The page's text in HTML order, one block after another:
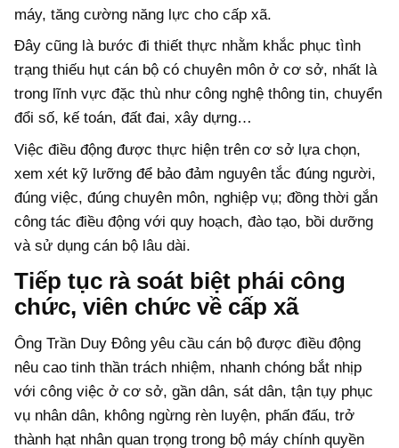
máy, tăng cường năng lực cho cấp xã.
Đây cũng là bước đi thiết thực nhằm khắc phục tình
trạng thiếu hụt cán bộ có chuyên môn ở cơ sở, nhất là
trong lĩnh vực đặc thù như công nghệ thông tin, chuyển
đổi số, kế toán, đất đai, xây dựng…
Việc điều động được thực hiện trên cơ sở lựa chọn,
xem xét kỹ lưỡng để bảo đảm nguyên tắc đúng người,
đúng việc, đúng chuyên môn, nghiệp vụ; đồng thời gắn
công tác điều động với quy hoạch, đào tạo, bồi dưỡng
và sử dụng cán bộ lâu dài.
Tiếp tục rà soát biệt phái công
chức, viên chức về cấp xã
Ông Trần Duy Đông yêu cầu cán bộ được điều động
nêu cao tinh thần trách nhiệm, nhanh chóng bắt nhịp
với công việc ở cơ sở, gần dân, sát dân, tận tụy phục
vụ nhân dân, không ngừng rèn luyện, phấn đấu, trở
thành hạt nhân quan trọng trong bộ máy chính quyền